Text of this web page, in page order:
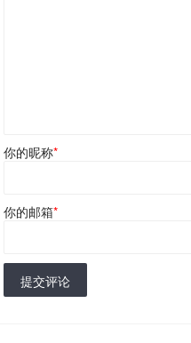
你的昵称*
你的邮箱*
提交评论